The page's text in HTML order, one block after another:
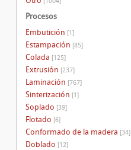
Procesos
Embutición [1]
Estampación [85]
Colada [125]
Extrusión [237]
Laminación [767]
Sinterización [1]
Soplado [39]
Flotado [6]
Conformado de la madera [34]
Doblado [12]